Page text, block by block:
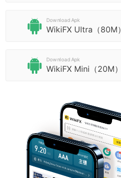
Download Apk
WikiFX Ultra（80M）
Download Apk
WikiFX Mini（20M）